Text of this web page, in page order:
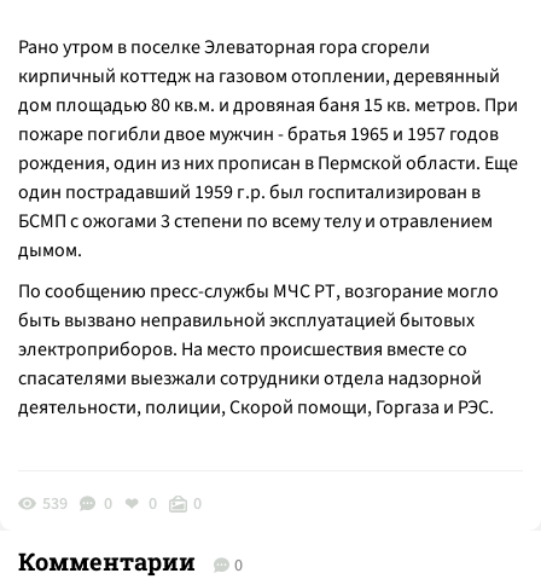
Рано утром в поселке Элеваторная гора сгорели
кирпичный коттедж на газовом отоплении, деревянный
дом площадью 80 кв.м. и дровяная баня 15 кв. метров. При
пожаре погибли двое мужчин - братья 1965 и 1957 годов
рождения, один из них прописан в Пермской области. Еще
один пострадавший 1959 г.р. был госпитализирован в
БСМП с ожогами 3 степени по всему телу и отравлением
дымом.
По сообщению пресс-службы МЧС РТ, возгорание могло
быть вызвано неправильной эксплуатацией бытовых
электроприборов. На место происшествия вместе со
спасателями выезжали сотрудники отдела надзорной
деятельности, полиции, Скорой помощи, Горгаза и РЭС.
539 0 0 0
Комментарии 0